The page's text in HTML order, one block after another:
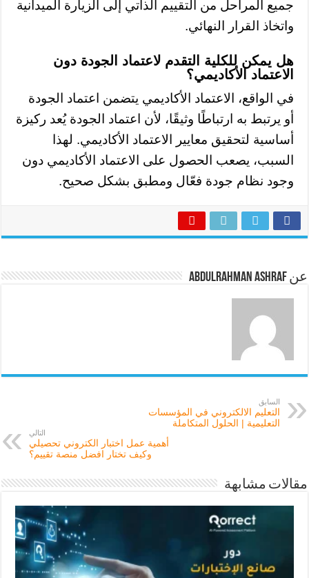
جميع المراحل من التقييم الذاتي إلى الزيارة الميدانية
واتخاذ القرار النهائي.
هل يمكن للكلية التقدم لاعتماد الجودة دون
الاعتماد الأكاديمي؟
في الواقع، الاعتماد الأكاديمي يتضمن اعتماد الجودة
أو يرتبط به ارتباطًا وثيقًا، لأن اعتماد الجودة يُعد ركيزة
أساسية لتحقيق معايير الاعتماد الأكاديمي. لهذا
السبب، يصعب الحصول على الاعتماد الأكاديمي دون
وجود نظام جودة فعّال ومطبق بشكل صحيح.
عن Abdulrahman Ashraf
السابق
التعليم الالكتروني في المؤسسات
التعليمية | الحلول المتكاملة
التالي
أهمية عمل اختبار الكتروني تحصيلي
وكيف تختار افضل منصة تقييم؟
مقالات مشابهة